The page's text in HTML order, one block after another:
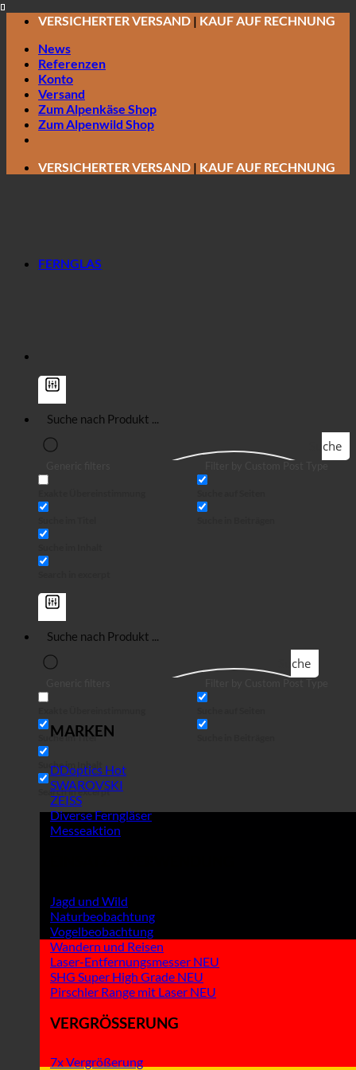
Zum
springen
VERSICHERTER VERSAND | KAUF AUF RECHNUNG
News
Referenzen
Konto
Versand
Zum Alpenkäse Shop
Zum Alpenwild Shop
VERSICHERTER VERSAND | KAUF AUF RECHNUNG
Suche
Suche
Suche im Titel
Suche im Inhalt
Search in excerpt
FERNGLAS
MARKEN
DDoptics
SWAROVSKI
ZEISS
Diverse Ferngläser
Messeaktion
Jagd und Wild
Naturbeobachtung
Vogelbeobachtung
Wandern und Reisen
Laser-Entfernungsmesser
SHG Super High Grade
Pirschler Range mit Laser
VERGRÖSSERUNG
7x Vergrößerung